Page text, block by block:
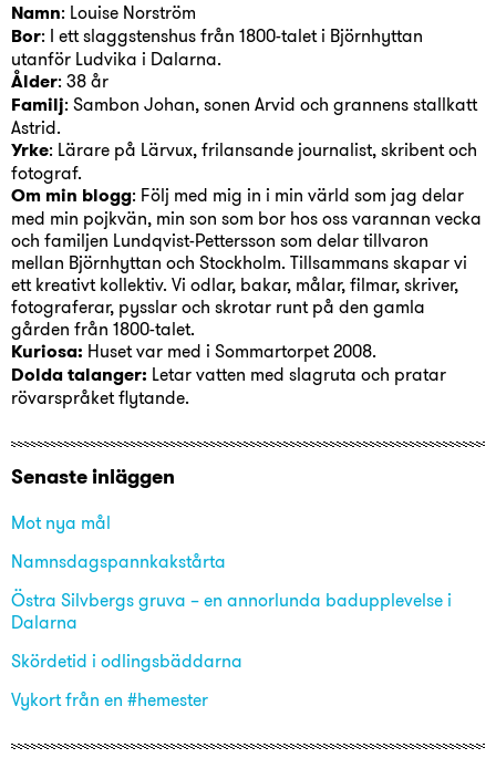
Namn: Louise Norström
Bor: I ett slaggstenshus från 1800-talet i Björnhyttan
utanför Ludvika i Dalarna.
Ålder: 38 år
Familj: Sambon Johan, sonen Arvid och grannens stallkatt
Astrid.
Yrke: Lärare på Lärvux, frilansande journalist, skribent och
fotograf.
Om min blogg: Följ med mig in i min värld som jag delar
med min pojkvän, min son som bor hos oss varannan vecka
och familjen Lundqvist-Pettersson som delar tillvaron
mellan Björnhyttan och Stockholm. Tillsammans skapar vi
ett kreativt kollektiv. Vi odlar, bakar, målar, filmar, skriver,
fotograferar, pysslar och skrotar runt på den gamla
gården från 1800-talet.
Kuriosa: Huset var med i Sommartorpet 2008.
Dolda talanger: Letar vatten med slagruta och pratar
rövarspråket flytande.
Senaste inläggen
Mot nya mål
Namnsdagspannkakstårta
Östra Silvbergs gruva – en annorlunda badupplevelse i
Dalarna
Skördetid i odlingsbäddarna
Vykort från en #hemester